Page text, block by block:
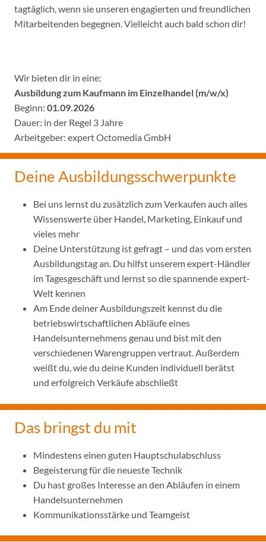
tagtäglich, wenn sie unseren engagierten und freundlichen
Mitarbeitenden begegnen. Vielleicht auch bald schon dir!
Wir bieten dir in eine:
Ausbildung zum Kaufmann im Einzelhandel (m/w/x)
Beginn: 01.09.2026
Dauer: in der Regel 3 Jahre
Arbeitgeber: expert Octomedia GmbH
Deine Ausbildungsschwerpunkte
Bei uns lernst du zusätzlich zum Verkaufen auch alles
Wissenswerte über Handel, Marketing, Einkauf und
vieles mehr
Deine Unterstützung ist gefragt – und das vom ersten
Ausbildungstag an. Du hilfst unserem expert-Händler
im Tagesgeschäft und lernst so die spannende expert-
Welt kennen
Am Ende deiner Ausbildungszeit kennst du die
betriebswirtschaftlichen Abläufe eines
Handelsunternehmens genau und bist mit den
verschiedenen Warengruppen vertraut. Außerdem
weißt du, wie du deine Kunden individuell berätst
und erfolgreich Verkäufe abschließt
Das bringst du mit
Mindestens einen guten Hauptschulabschluss
Begeisterung für die neueste Technik
Du hast großes Interesse an den Abläufen in einem
Handelsunternehmen
Kommunikationsstärke und Teamgeist